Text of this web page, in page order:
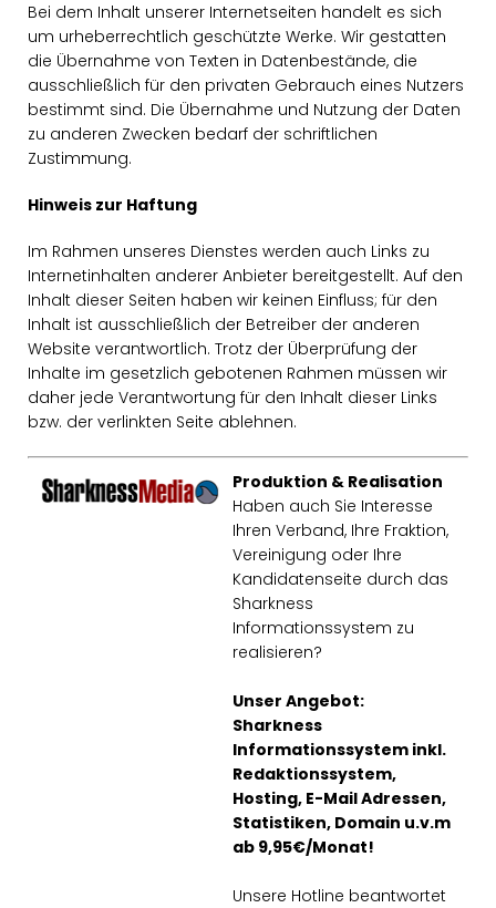
Bei dem Inhalt unserer Internetseiten handelt es sich
um urheberrechtlich geschützte Werke. Wir gestatten
die Übernahme von Texten in Datenbestände, die
ausschließlich für den privaten Gebrauch eines Nutzers
bestimmt sind. Die Übernahme und Nutzung der Daten
zu anderen Zwecken bedarf der schriftlichen
Zustimmung.
Hinweis zur Haftung
Im Rahmen unseres Dienstes werden auch Links zu
Internetinhalten anderer Anbieter bereitgestellt. Auf den
Inhalt dieser Seiten haben wir keinen Einfluss; für den
Inhalt ist ausschließlich der Betreiber der anderen
Website verantwortlich. Trotz der Überprüfung der
Inhalte im gesetzlich gebotenen Rahmen müssen wir
daher jede Verantwortung für den Inhalt dieser Links
bzw. der verlinkten Seite ablehnen.
Produktion & Realisation
Haben auch Sie Interesse
Ihren Verband, Ihre Fraktion,
Vereinigung oder Ihre
Kandidatenseite durch das
Sharkness
Informationssystem zu
realisieren?
Unser Angebot:
Sharkness
Informationssystem inkl.
Redaktionssystem,
Hosting, E-Mail Adressen,
Statistiken, Domain u.v.m
ab 9,95€/Monat!
Unsere Hotline beantwortet